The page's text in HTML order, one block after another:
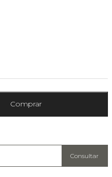
Comprar
Consultar